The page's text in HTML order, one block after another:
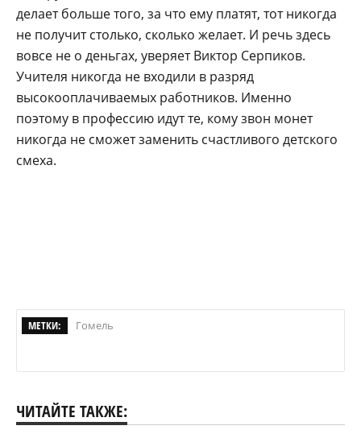
делает больше того, за что ему платят, тот никогда
не получит столько, сколько желает. И речь здесь
вовсе не о деньгах, уве­ряет Виктор Серпиков.
Учите­ля никогда не входили в разряд
высокооплачиваемых работни­ков. Именно
поэтому в профес­сию идут те, кому звон монет
никогда не сможет заменить счастливого детского
смеха.
МЕТКИ: Гомель
ЧИТАЙТЕ ТАКЖЕ: